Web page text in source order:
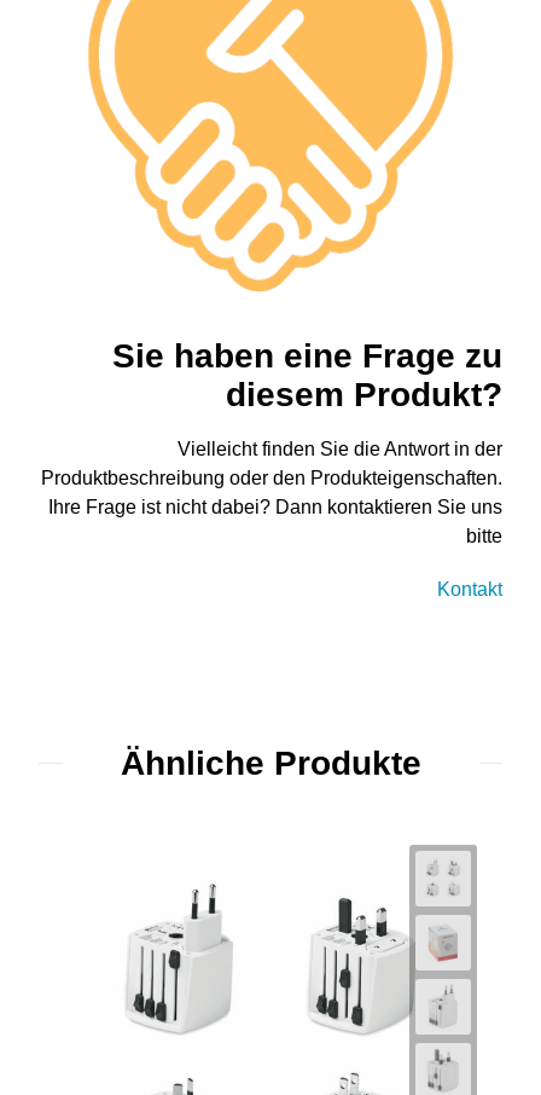
Sie haben eine Frage zu
diesem Produkt?
Vielleicht finden Sie die Antwort in der
Produktbeschreibung oder den Produkteigenschaften.
Ihre Frage ist nicht dabei? Dann kontaktieren Sie uns
bitte
Kontakt
Ähnliche Produkte